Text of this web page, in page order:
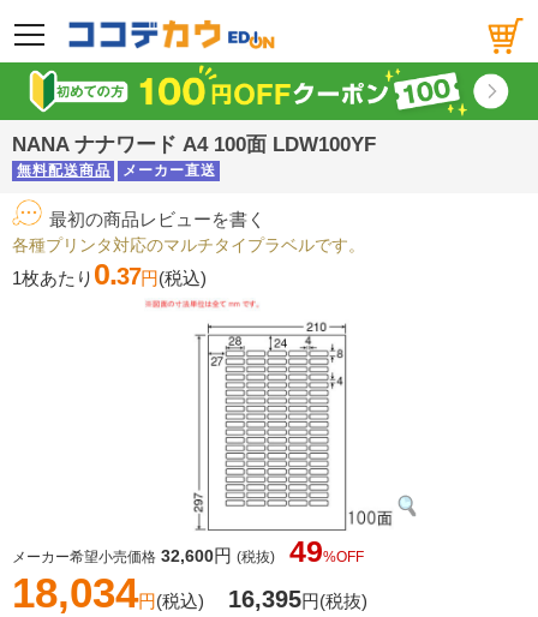
メニュー
NANA ナナワード A4 100面 LDW100YF
無料配送商品 メーカー直送
最初の商品レビューを書く
各種プリンタ対応のマルチタイプラベルです。
1枚あたり 0.37円(税込)
メーカー希望小売価格 32,600円 (税抜) 49%OFF
18,034円(税込) 16,395円(税抜)